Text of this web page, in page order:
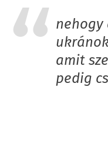
nehogy
amit
pedig